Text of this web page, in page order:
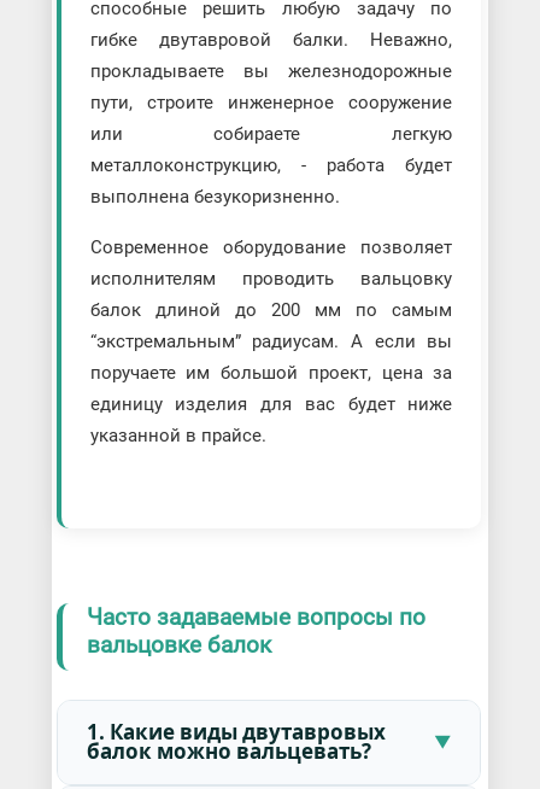
способные решить любую задачу по
гибке двутавровой балки. Неважно,
прокладываете вы железнодорожные
пути, строите инженерное сооружение
или собираете легкую
металлоконструкцию, - работа будет
выполнена безукоризненно.
Современное оборудование позволяет
исполнителям проводить вальцовку
балок длиной до 200 мм по самым
“экстремальным” радиусам. А если вы
поручаете им большой проект, цена за
единицу изделия для вас будет ниже
указанной в прайсе.
Часто задаваемые вопросы по
вальцовке балок
1. Какие виды двутавровых
балок можно вальцевать?